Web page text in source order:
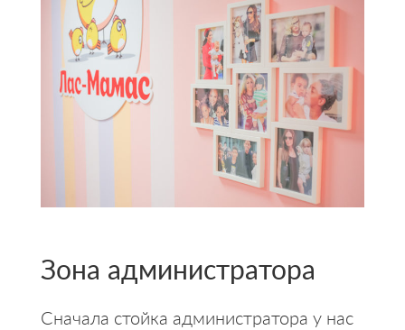
Зона администратора
Сначала стойка администратора у нас